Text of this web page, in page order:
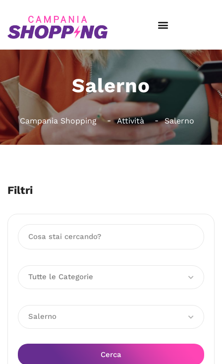
Salerno
Campania Shopping Attività Salerno
Filtri
Tutte le Categorie
Salerno
Cerca